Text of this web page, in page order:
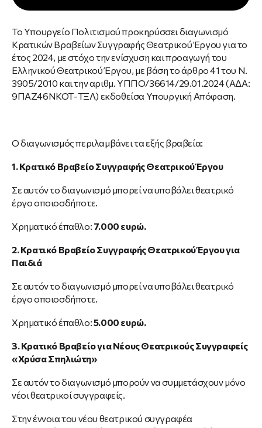
Το Υπουργείο Πολιτισμού προκηρύσσει διαγωνισμό
Κρατικών Βραβείων Συγγραφής Θεατρικού Έργου για το
έτος 2024, με στόχο την ενίσχυση και προαγωγή του
Ελληνικού Θεατρικού Έργου, με βάση το άρθρο 41 του Ν.
3905/2010 και την αριθμ. ΥΠΠΟ/36614/29.01.2024 (ΑΔΑ:
9ΠΑΖ46ΝΚΟΤ-ΤΞΛ) εκδοθείσα Υπουργική Απόφαση.
Ο διαγωνισμός περιλαμβάνει τα εξής βραβεία:
1. Κρατικό Βραβείο Συγγραφής Θεατρικού Έργου
Σε αυτόν το διαγωνισμό μπορεί να υποβάλει θεατρικό
έργο οποιοσδήποτε.
Χρηματικό έπαθλο: 7.000 ευρώ.
2. Κρατικό Βραβείο Συγγραφής Θεατρικού Έργου για
Παιδιά
Σε αυτόν το διαγωνισμό μπορεί να υποβάλει θεατρικό
έργο οποιοσδήποτε.
Χρηματικό έπαθλο:5.000 ευρώ.
3. Κρατικό Βραβείο για Νέους Θεατρικούς Συγγραφείς
«Χρύσα Σπηλιώτη»
Σε αυτόν το διαγωνισμό μπορούν να συμμετάσχουν μόνο
νέοι θεατρικοί συγγραφείς.
Στην έννοια του νέου θεατρικού συγγραφέα